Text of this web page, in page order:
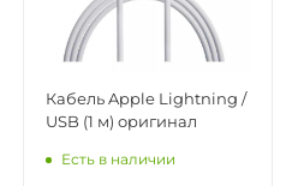
Кабель Apple Lightning /
USB (1 м) оригинал
Есть в наличии